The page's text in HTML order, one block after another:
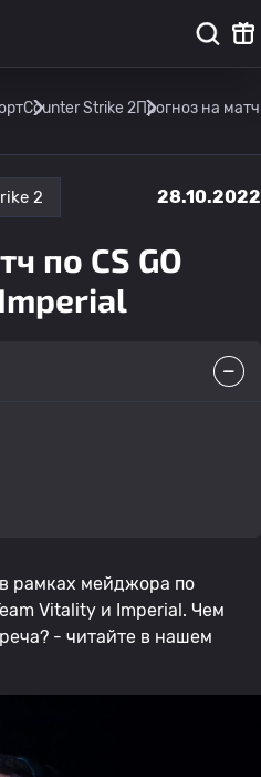
Counter Strike 2Прогноз на
2 28.10.2022
по CS GO
рамках мейджора по
Vitality и Imperial. Чем
- читайте в нашем